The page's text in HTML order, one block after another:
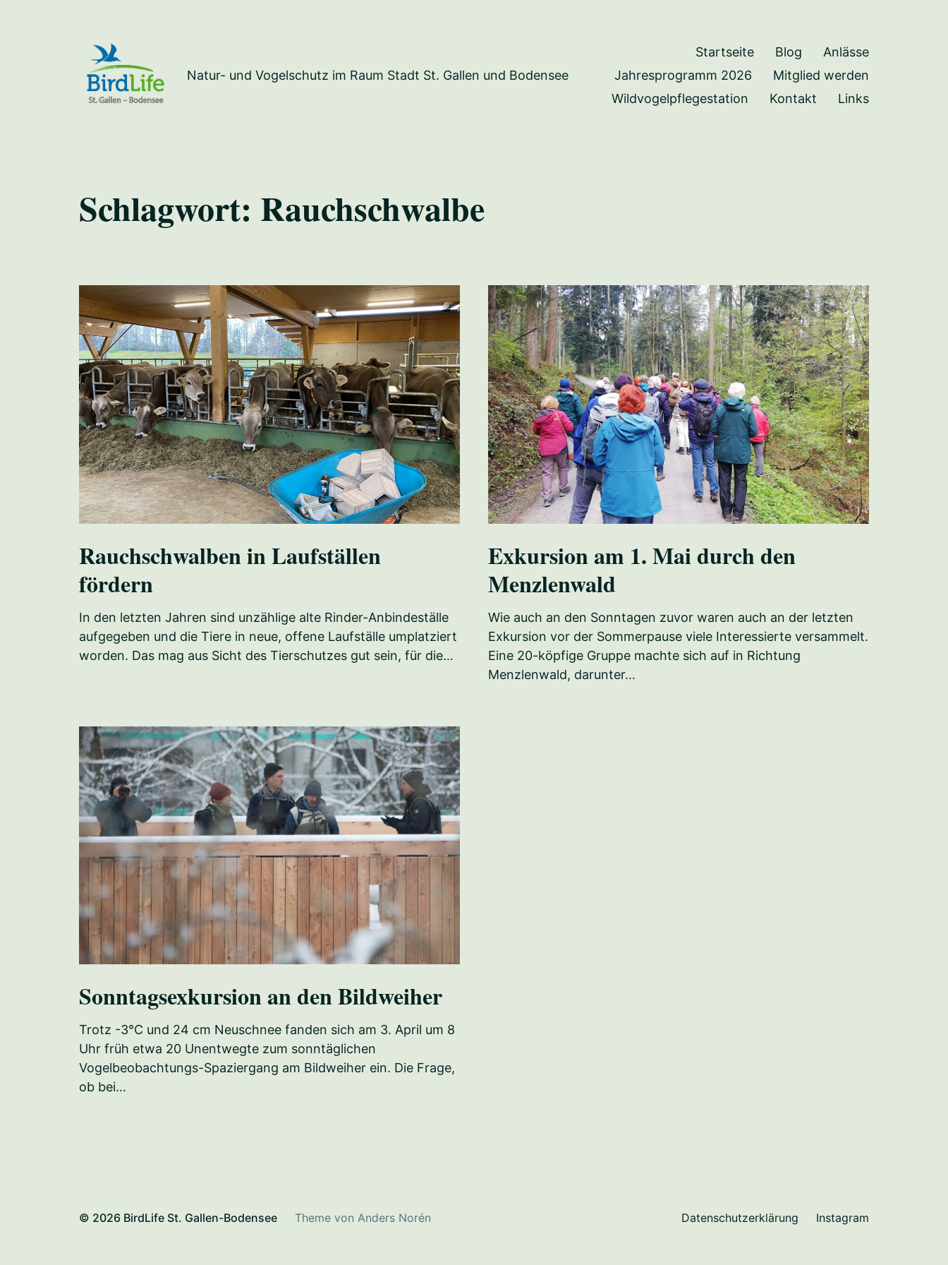
Natur- und Vogelschutz im Raum Stadt St. Gallen und Bodensee
Startseite Blog
Anlässe
Jahresprogramm 2026
Mitglied werden
Wildvogelpflegestation
Kontakt Links
Schlagwort: Rauchschwalbe
Rauchschwalben in Laufställen
fördern
In den letzten Jahren sind unzählige alte Rinder-Anbindeställe
aufgegeben und die Tiere in neue, offene Laufställe umplatziert
worden. Das mag aus Sicht des Tierschutzes gut sein, für die…
Exkursion am 1. Mai durch den
Menzlenwald
Wie auch an den Sonntagen zuvor waren auch an der letzten
Exkursion vor der Sommerpause viele Interessierte versammelt.
Eine 20-köpfige Gruppe machte sich auf in Richtung
Menzlenwald, darunter…
Sonntagsexkursion an den Bildweiher
Trotz -3°C und 24 cm Neuschnee fanden sich am 3. April um 8
Uhr früh etwa 20 Unentwegte zum sonntäglichen
Vogelbeobachtungs-Spaziergang am Bildweiher ein. Die Frage,
ob bei…
Datenschutzerklärung Instagram
© 2026 BirdLife St. Gallen-Bodensee Theme von Anders Norén